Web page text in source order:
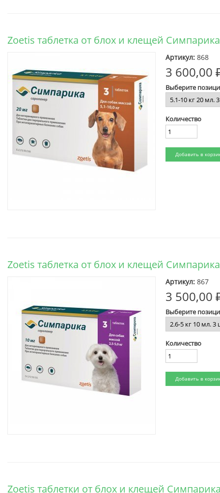
Zoetis таблетка от блох и клещей
Артикул: 868
3 600,00
Выберите
Количество
Zoetis таблетка от блох и клещей
Артикул: 867
3 500,00
Выберите
Количество
Zoetis таблетки от блох и клещей